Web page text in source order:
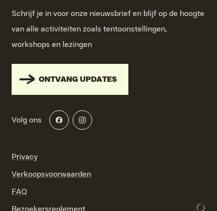
Schrijf je in voor onze nieuwsbrief en blijf op de hoogte
van alle activiteiten zoals tentoonstellingen,
workshops en lezingen
ONTVANG UPDATES
Volg ons
Privacy
Verkoopsvoorwaarden
FAQ
Bezoekersreglement